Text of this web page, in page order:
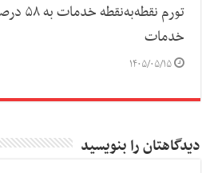
تورم
خدمات
۱۴۰۵/۰۵/۱۵
دیدگاهتان را بنویسید